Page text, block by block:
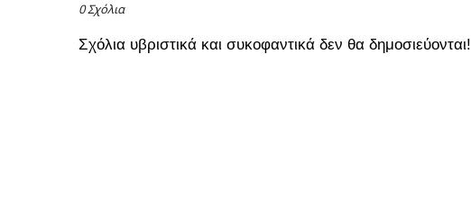
0 Σχόλια
Σχόλια υβριστικά και συκοφαντικά δεν θα δημοσιεύονται!